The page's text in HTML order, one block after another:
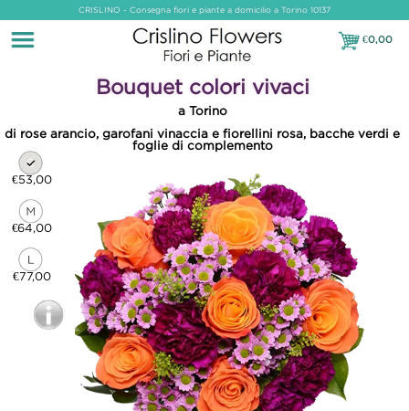
CRISLINO - Consegna fiori e piante a domicilio a Torino 10137
€0,00
€0,00
Bouquet colori vivaci
a Torino
di rose arancio, garofani vinaccia e fiorellini rosa, bacche verdi e
foglie di complemento
€53,00
€64,00
€77,00